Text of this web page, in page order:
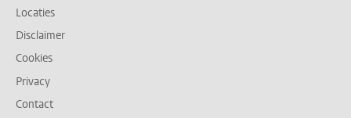
Locaties
Disclaimer
Cookies
Privacy
Contact